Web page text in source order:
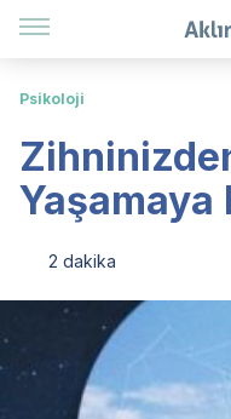
Psikoloji
Yaşamaya
2 dakika